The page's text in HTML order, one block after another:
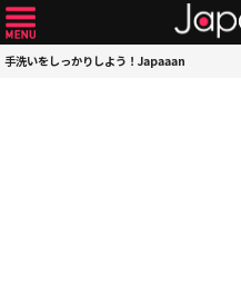
手洗いをしっかりしよう！Japaaan